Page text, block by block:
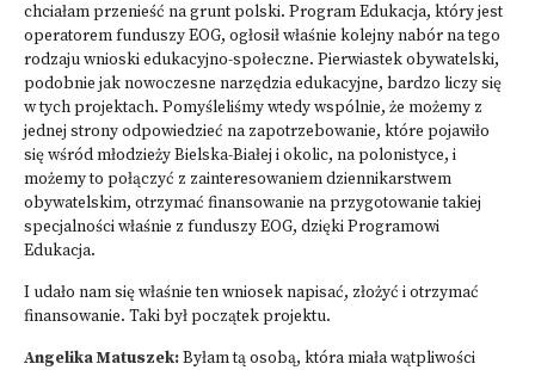
chciałam przenieść na grunt polski. Program Edukacja, który jest
operatorem funduszy EOG, ogłosił właśnie kolejny nabór na tego
rodzaju wnioski edukacyjno-społeczne. Pierwiastek obywatelski,
podobnie jak nowoczesne narzędzia edukacyjne, bardzo liczy się
w tych projektach. Pomyśleliśmy wtedy wspólnie, że możemy z
jednej strony odpowiedzieć na zapotrzebowanie, które pojawiło
się wśród młodzieży Bielska-Białej i okolic, na polonistyce, i
możemy to połączyć z zainteresowaniem dziennikarstwem
obywatelskim, otrzymać finansowanie na przygotowanie takiej
specjalności właśnie z funduszy EOG, dzięki Programowi
Edukacja.
I udało nam się właśnie ten wniosek napisać, złożyć i otrzymać
finansowanie. Taki był początek projektu.
Angelika Matuszek:Byłam tą osobą, która miała wątpliwości